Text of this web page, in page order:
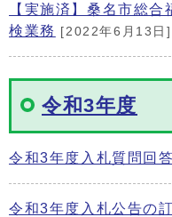
【実施済】桑名市総
検業務
[2022年6月13日]
令和3年度
令和3年度入札質問回答
令和3年度入札公告の